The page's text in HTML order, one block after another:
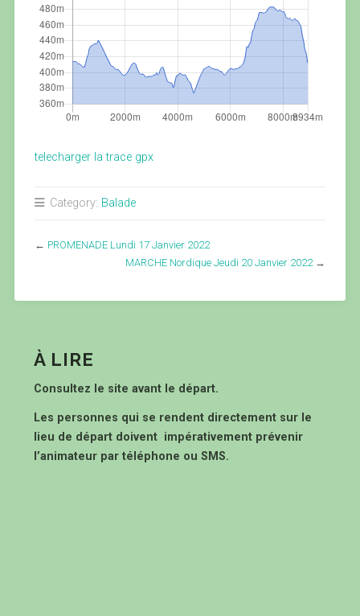
telecharger la trace gpx
Category: Balade
← PROMENADE Lundi 17 Janvier 2022
MARCHE Nordique Jeudi 20 Janvier 2022→
À LIRE
Consultez le site avant le départ.
Les personnes qui se rendent directement sur le
lieu de départ doivent impérativement prévenir
l’animateur par téléphone ou SMS.